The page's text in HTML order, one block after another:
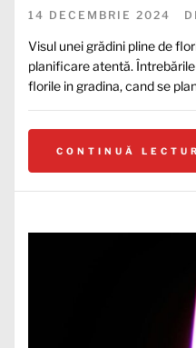
14 DECEMBRIE 2024
Visul unei grădini pline de
planificare atentă.
florile in gradina, cand se
CONTINUĂ